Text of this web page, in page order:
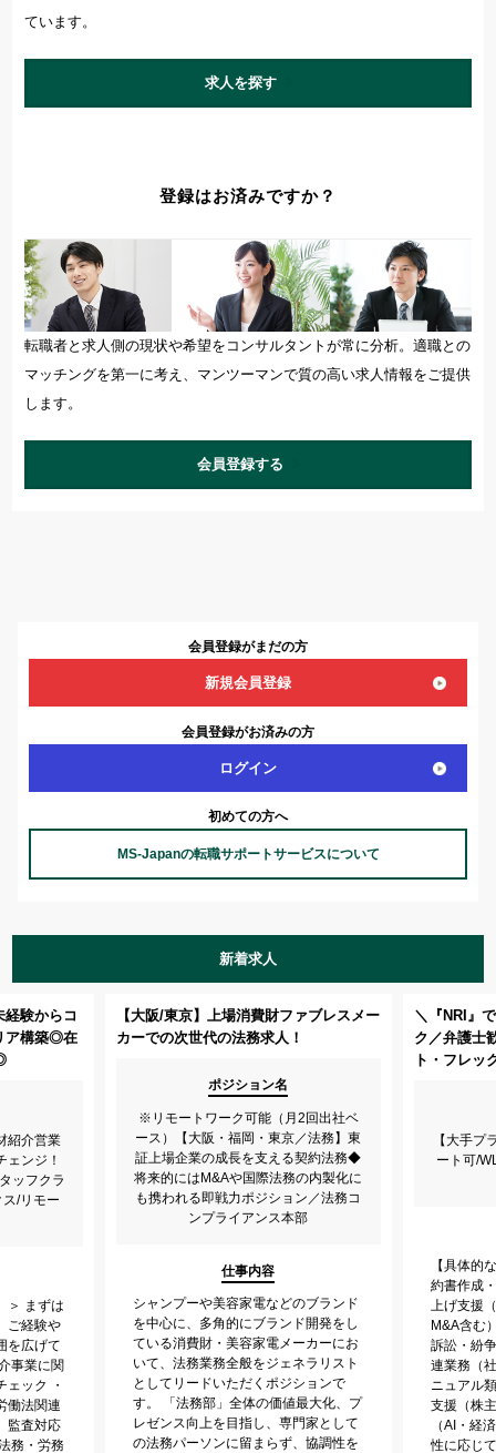
ています。
求人を探す
登録はお済みですか？
転職者と求人側の現状や希望をコンサルタントが常に分析。適職との
マッチングを第一に考え、マンツーマンで質の高い求人情報をご提供
します。
会員登録する
会員登録がまだの方
新規会員登録
会員登録がお済みの方
ログイン
初めての方へ
MS-Japanの転職サポートサービスについて
新着求人
験からコ
ア構築◎在
紹介営業
ェンジ！
ッフクラ
/リモー
＞ まずは
ご経験や
を広げて
事業に関
ェック ・
働法関連
監査対応
務・労務
【大阪/東京】上場消費財ファブレスメー
カーでの次世代の法務求人！
ポジション名
※リモートワーク可能（月2回出社ベ
ース）【大阪・福岡・東京／法務】東
証上場企業の成長を支える契約法務◆
将来的にはM&Aや国際法務の内製化に
も携われる即戦力ポジション／法務コ
ンプライアンス本部
仕事内容
シャンプーや美容家電などのブランド
を中心に、多角的にブランド開発をし
ている消費財・美容家電メーカーにお
いて、法務業務全般をジェネラリスト
としてリードいただくポジションで
す。 「法務部」全体の価値最大化、プ
レゼンス向上を目指し、専門家として
の法務パーソンに留まらず、協調性を
＼『NRI』
ク／弁護士
ト・フレッ
【大手
ート可/
【具体的
約書作成
上げ支援
M&A含む
訴訟・紛
連業務（
ニュアル
支援（株
（AI・経
性に応じ